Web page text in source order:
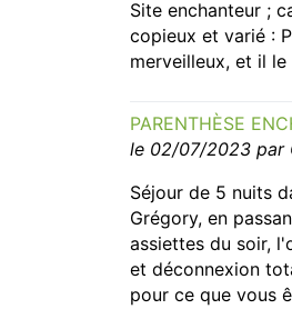
Site enchanteur ;
copieux et varié :
merveilleux, et il le
PARENTHÈSE
le 02/07/2023 par
Séjour de 5 nuits
Grégory, en
assiettes du soir,
et déconnexion
pour ce que vous